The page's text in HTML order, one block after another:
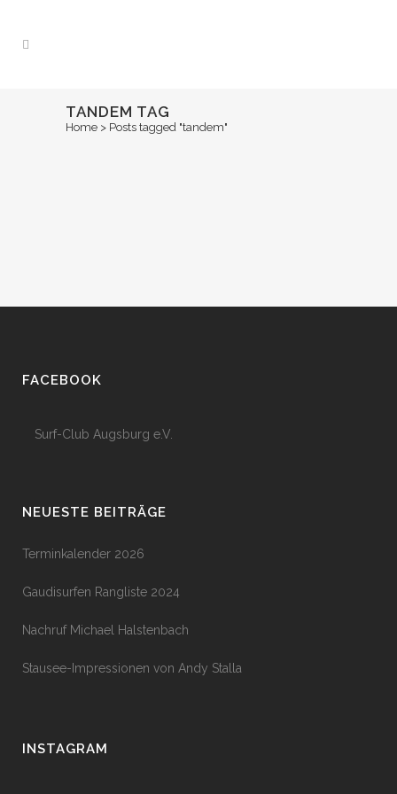
TANDEM TAG
Home > Posts tagged "tandem"
FACEBOOK
Surf-Club Augsburg e.V.
NEUESTE BEITRÄGE
Terminkalender 2026
Gaudisurfen Rangliste 2024
Nachruf Michael Halstenbach
Stausee-Impressionen von Andy Stalla
INSTAGRAM